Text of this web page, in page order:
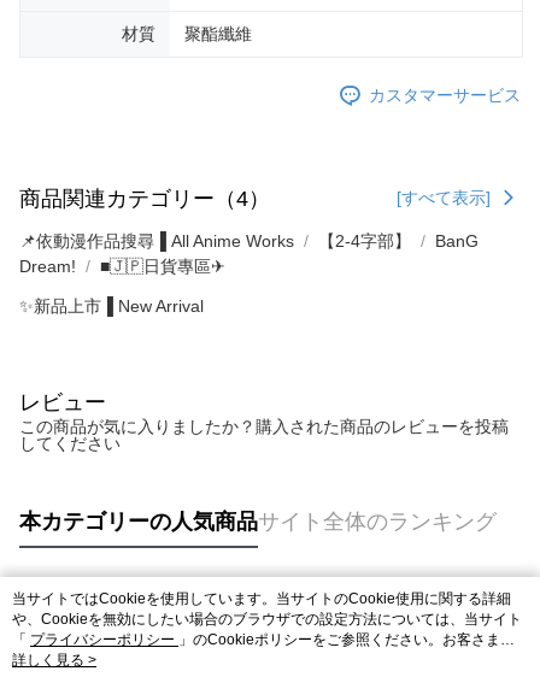
材質 聚酯纖維
カスタマーサービス
商品関連カテゴリー（4） [すべて表示]
📌依動漫作品搜尋▐ All Anime Works 【2-4字部】
BanG
Dream!
■🇯🇵日貨專區✈
✨新品上市▐ New Arrival
レビュー
この商品が気に入りましたか？購入された商品のレビューを投稿
してください
本カテゴリーの人気商品サイト全体のランキング
人気タグ
当サイトではCookieを使用しています。当サイトのCookie使用に関する詳細
や、Cookieを無効にしたい場合のブラウザでの設定方法については、当サイト
「 プライバシーポリシー 」のCookieポリシーをご参照ください。お客さま
が、当サイトを引き続き使用される場合、当社がサイト利用規約のCookieポリ
詳しく見る >